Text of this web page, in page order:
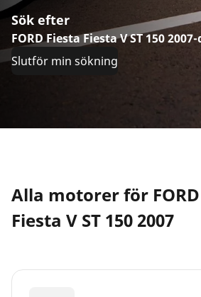
Sök efter
FORD Fiesta Fiesta V ST 150
Slutför min sökning
Alla motorer för
Fiesta V ST 150 2007